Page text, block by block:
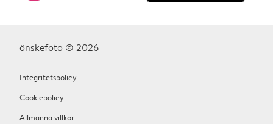
önskefoto © 2026
Integritetspolicy
Cookiepolicy
Allmänna villkor